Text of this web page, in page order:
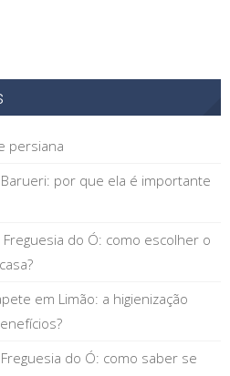
persiana
por que ela é importante
do Ó: como escolher o
em Limão: a higienização
do Ó: como saber se